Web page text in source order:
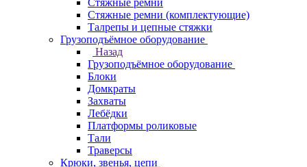
Стяжные ремни
Стяжные ремни (комплектующие)
Талрепы и цепные стяжки
Грузоподъёмное оборудование
Назад
Грузоподъёмное оборудование
Блоки
Домкраты
Захваты
Лебёдки
Платформы роликовые
Тали
Траверсы
Крюки, звенья, цепи